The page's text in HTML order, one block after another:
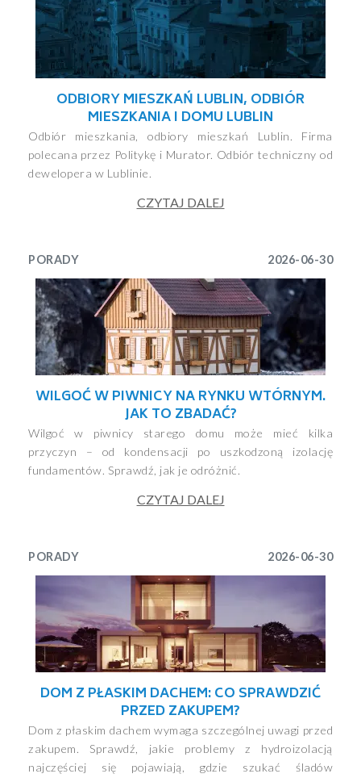
ODBIORY MIESZKAŃ LUBLIN, ODBIÓR
MIESZKANIA I DOMU LUBLIN
Odbiór mieszkania, odbiory mieszkań Lublin. Firma
polecana przez Politykę i Murator. Odbiór techniczny od
dewelopera w Lublinie.
CZYTAJ DALEJ
PORADY 2026-06-30
WILGOĆ W PIWNICY NA RYNKU WTÓRNYM.
JAK TO ZBADAĆ?
Wilgoć w piwnicy starego domu może mieć kilka
przyczyn – od kondensacji po uszkodzoną izolację
fundamentów. Sprawdź, jak je odróżnić.
CZYTAJ DALEJ
PORADY 2026-06-30
DOM Z PŁASKIM DACHEM: CO SPRAWDZIĆ
PRZED ZAKUPEM?
Dom z płaskim dachem wymaga szczególnej uwagi przed
zakupem. Sprawdź, jakie problemy z hydroizolacją
najczęściej się pojawiają, gdzie szukać śladów